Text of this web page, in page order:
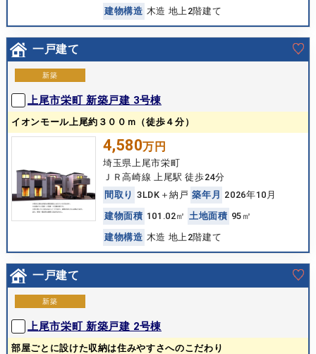
建物構造 木造 地上2階建て
一戸建て
新築
上尾市栄町 新築戸建 3号棟
イオンモール上尾約３００ｍ（徒歩４分）
4,580万円
埼玉県上尾市栄町
ＪＲ高崎線 上尾駅 徒歩24分
間 取 り 3LDK＋納戸 築年 月 2026年10月
建物面積 101.02㎡ 土地面積 95㎡
建物構造 木造 地上2階建て
一戸建て
新築
上尾市栄町 新築戸建 2号棟
部屋ごとに設けた収納は住みやすさへのこだわり